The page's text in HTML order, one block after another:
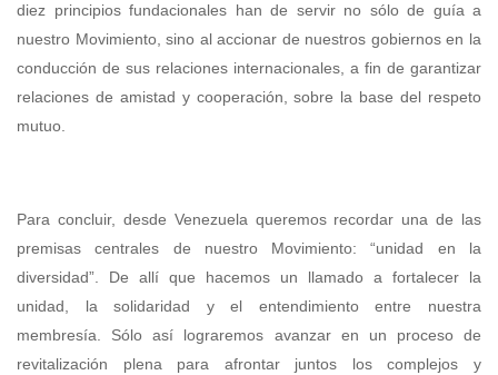
diez principios fundacionales han de servir no sólo de guía a
nuestro Movimiento, sino al accionar de nuestros gobiernos en la
conducción de sus relaciones internacionales, a fin de garantizar
relaciones de amistad y cooperación, sobre la base del respeto
mutuo.
Para concluir, desde Venezuela queremos recordar una de las
premisas centrales de nuestro Movimiento: “unidad en la
diversidad”. De allí que hacemos un llamado a fortalecer la
unidad, la solidaridad y el entendimiento entre nuestra
membresía. Sólo así lograremos avanzar en un proceso de
revitalización plena para afrontar juntos los complejos y